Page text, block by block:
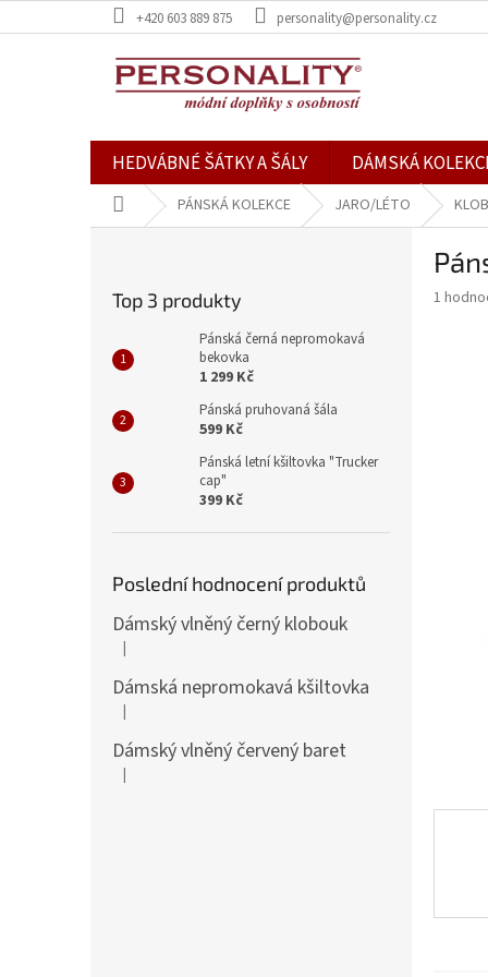
na
+420 603 889 875 personality@personality.cz
HEDVÁBNÉ ŠÁTKY A ŠÁLY DÁMSKÁ
Domů PÁNSKÁ KOLEKCE JARO/LÉTO
Top 3 produkty
Pánská černá nepromokavá
bekovka
1 299 Kč
Pánská pruhovaná šála
599 Kč
Pánská letní kšiltovka "Trucker
cap"
399 Kč
Poslední hodnocení produktů
Dámský vlněný černý klobouk
Hodnocení produktu je 5 z 5 hvězdiček.
|
Dámská nepromokavá kšiltovka
Hodnocení produktu je 5 z 5 hvězdiček.
|
Dámský vlněný červený baret
Hodnocení produktu je 5 z 5 hvězdiček.
|
1